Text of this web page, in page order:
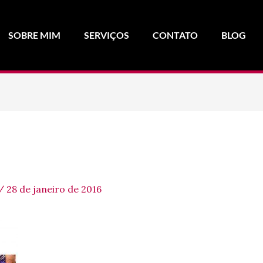
SOBRE MIM SERVIÇOS CONTATO BLOG
/ 28 de janeiro de 2016